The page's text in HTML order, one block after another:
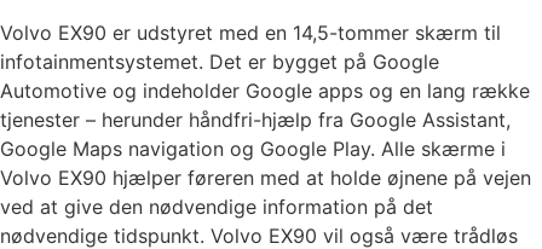
Volvo EX90 er udstyret med en 14,5-tommer skærm til
infotainmentsystemet. Det er bygget på Google
Automotive og indeholder Google apps og en lang række
tjenester – herunder håndfri-hjælp fra Google Assistant,
Google Maps navigation og Google Play. Alle skærme i
Volvo EX90 hjælper føreren med at holde øjnene på vejen
ved at give den nødvendige information på det
nødvendige tidspunkt. Volvo EX90 vil også være trådløs